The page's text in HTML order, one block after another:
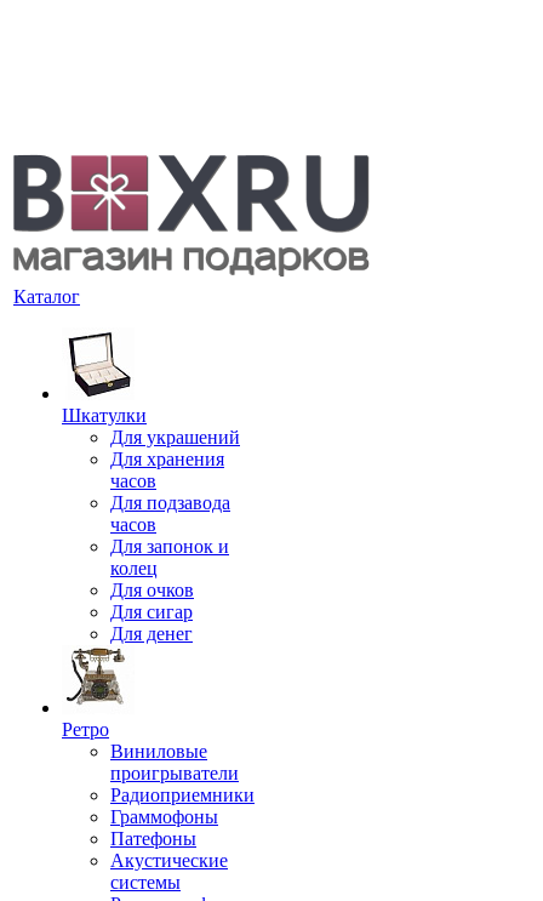
Каталог
Шкатулки
Для украшений
Для хранения
часов
Для подзавода
часов
Для запонок и
колец
Для очков
Для сигар
Для денег
Ретро
Виниловые
проигрыватели
Радиоприемники
Граммофоны
Патефоны
Акустические
системы